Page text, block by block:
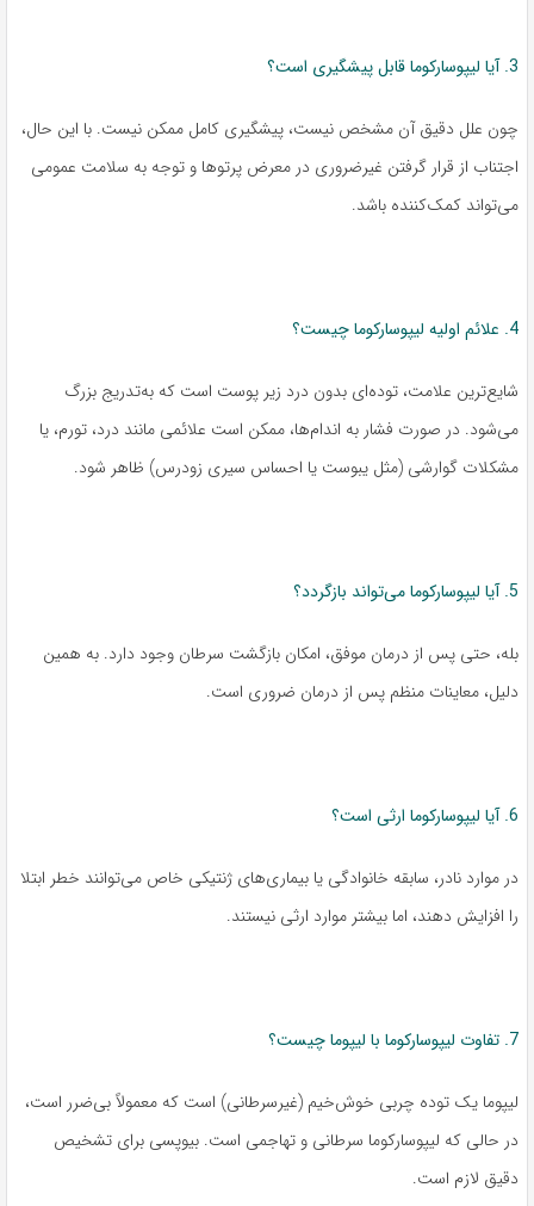
3. آیا لیپوسارکوما قابل پیشگیری است؟
چون علل دقیق آن مشخص نیست، پیشگیری کامل ممکن نیست. با این حال،
اجتناب از قرار گرفتن غیرضروری در معرض پرتوها و توجه به سلامت عمومی
می‌تواند کمک‌کننده باشد.
4. علائم اولیه لیپوسارکوما چیست؟
شایع‌ترین علامت، توده‌ای بدون درد زیر پوست است که به‌تدریج بزرگ
می‌شود. در صورت فشار به اندام‌ها، ممکن است علائمی مانند درد، تورم، یا
مشکلات گوارشی (مثل یبوست یا احساس سیری زودرس) ظاهر شود.
5. آیا لیپوسارکوما می‌تواند بازگردد؟
بله، حتی پس از درمان موفق، امکان بازگشت سرطان وجود دارد. به همین
دلیل، معاینات منظم پس از درمان ضروری است.
6. آیا لیپوسارکوما ارثی است؟
در موارد نادر، سابقه خانوادگی یا بیماری‌های ژنتیکی خاص می‌توانند خطر ابتلا
را افزایش دهند، اما بیشتر موارد ارثی نیستند.
7. تفاوت لیپوسارکوما با لیپوما چیست؟
لیپوما یک توده چربی خوش‌خیم (غیرسرطانی) است که معمولاً بی‌ضرر است،
در حالی که لیپوسارکوما سرطانی و تهاجمی است. بیوپسی برای تشخیص
دقیق لازم است.